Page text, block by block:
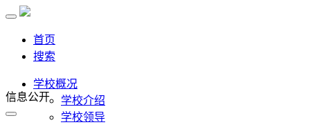
首页
搜索
学校概况
学校介绍
学校领导
信息公开